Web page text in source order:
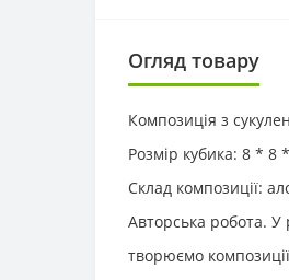
Огляд товару
Композиція з
Розмір кубика: 8 * 8
Склад композиції:
Авторська робота. У
творюємо